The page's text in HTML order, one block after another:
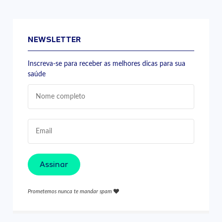
NEWSLETTER
Inscreva-se para receber as melhores dicas para sua
saúde
Assinar
Prometemos nunca te mandar spam